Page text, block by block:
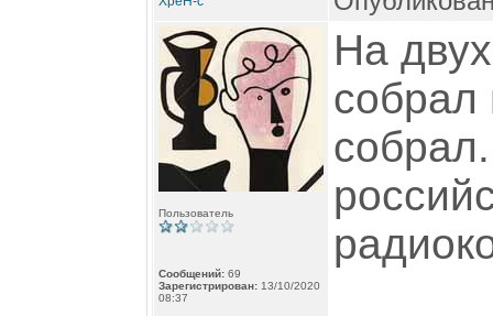
Пользователь
Сообщений: 69
Зарегистрирован: 13/10/2020
08:37
На
собрал